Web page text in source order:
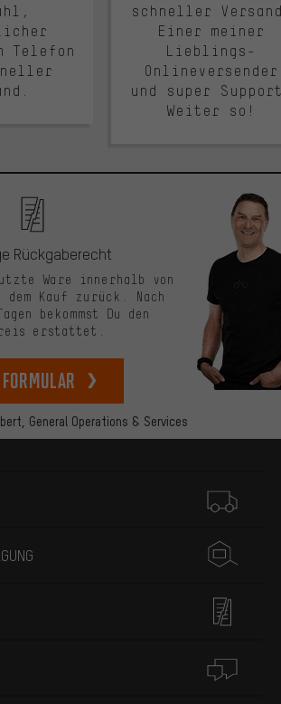
Telefon
schneller
Einer meiner
Lieblings-
Onlineversender
und super
Weiter so!
General Operations & Services
Rückgaberecht
Ware innerhalb von
dem Kauf zurück. Nach
bekommst Du den
erstattet.
Formular